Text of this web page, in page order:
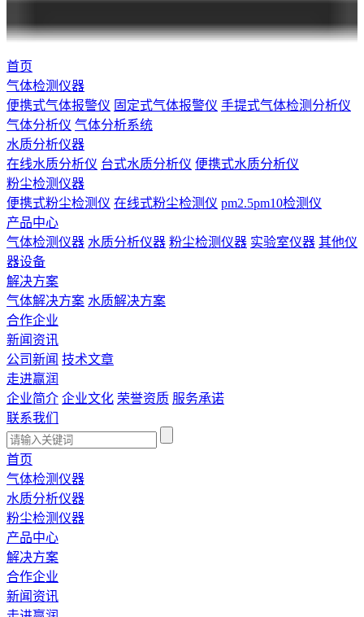
首页
气体检测仪器
便携式气体报警仪 固定式气体报警仪 手提式气体检测分析仪
气体分析仪 气体分析系统
水质分析仪器
在线水质分析仪 台式水质分析仪 便携式水质分析仪
粉尘检测仪器
便携式粉尘检测仪 在线式粉尘检测仪 pm2.5pm10检测仪
产品中心
气体检测仪器 水质分析仪器 粉尘检测仪器 实验室仪器 其他仪
器设备
解决方案
气体解决方案 水质解决方案
合作企业
新闻资讯
公司新闻 技术文章
走进赢润
企业简介 企业文化 荣誉资质 服务承诺
联系我们
首页
气体检测仪器
水质分析仪器
粉尘检测仪器
产品中心
解决方案
合作企业
新闻资讯